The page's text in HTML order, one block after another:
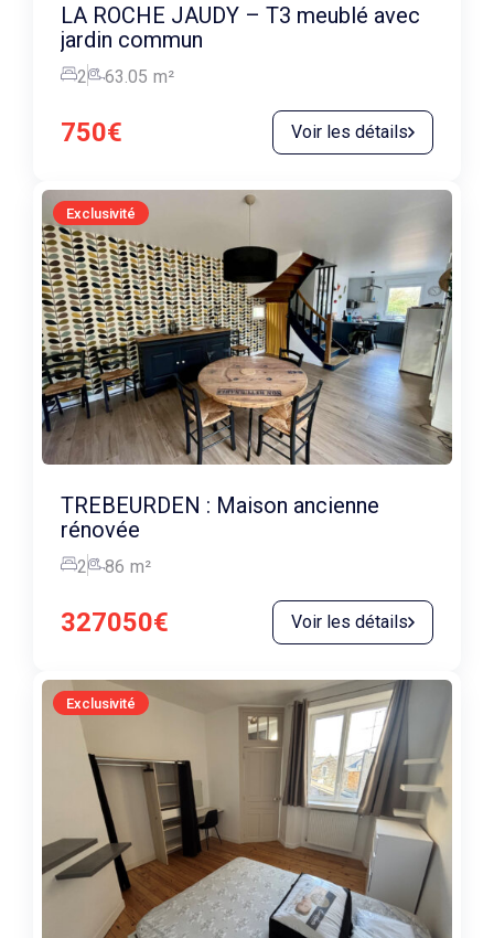
LA ROCHE JAUDY – T3 meublé avec
jardin commun
2 63.05 m²
750€ Voir les détails
Exclusivité
TREBEURDEN : Maison ancienne
rénovée
2 86 m²
327050€ Voir les détails
Exclusivité